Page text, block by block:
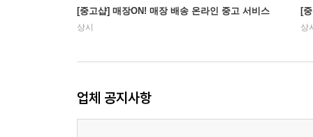
[중고샵] 매장ON! 매장 배송 온라인 중고 서비스
상시
[
상
업체 공지사항